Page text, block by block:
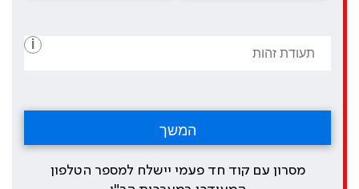
i
מסרון עם קוד חד פעמי יישלח למספר הטלפון